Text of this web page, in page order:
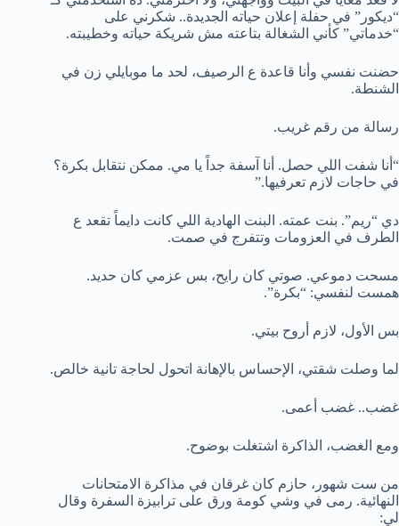
“ديكور” في حفلة إعلان حياته الجديدة.. شكرني على
“خدماتي” كأني الشغالة بتاعته مش شريكة حياته وخطيبته.
حضنت نفسي وأنا قاعدة ع الرصيف، لحد ما موبايلي زن في
الشنطة.
رسالة من رقم غريب.
“أنا شفت اللي حصل. أنا آسفة جداً يا مي. ممكن نتقابل بكرة؟
في حاجات لازم تعرفيها.”
دي “ريم”. بنت عمته. البنت الهادية اللي كانت دايماً تقعد ع
الطرف في العزومات وتتفرج في صمت.
مسحت دموعي. صوتي كان رايح، بس عزمي كان حديد.
همست لنفسي: “بكرة”.
بس الأول، لازم أروح بيتي.
لما وصلت شقتي، الإحساس بالإهانة اتحول لحاجة تانية خالص.
غضب.. غضب أعمى.
ومع الغضب، الذاكرة اشتغلت بوضوح.
من ست شهور، حازم كان غرقان في مذاكرة الامتحانات
النهائية. رمى في وشي كومة ورق على ترابيزة السفرة وقال
لي: